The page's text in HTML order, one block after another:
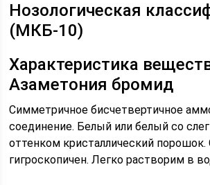
Нозологическая
(МКБ-10)
Характеристика
Азаметония бромид
Симметричное бисчетвертичное
соединение. Белый или белый со
оттенком кристаллический порошок.
гигроскопичен. Легко растворим в